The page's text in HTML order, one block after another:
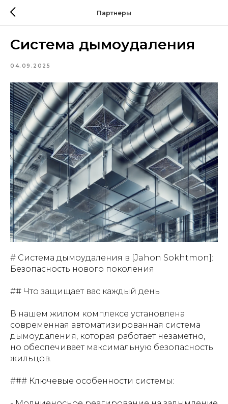
Партнеры
Система дымоудаления
04.09.2025
# Система дымоудаления в [Jahon Sokhtmon]:
Безопасность нового поколения
## Что защищает вас каждый день
В нашем жилом комплексе установлена
современная автоматизированная система
дымоудаления, которая работает незаметно,
но обеспечивает максимальную безопасность
жильцов.
### Ключевые особенности системы: